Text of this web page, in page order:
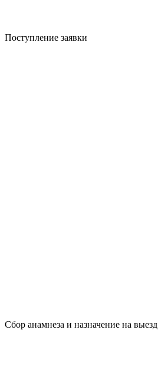
Поступление заявки
Сбор анамнеза и назначение на выезд